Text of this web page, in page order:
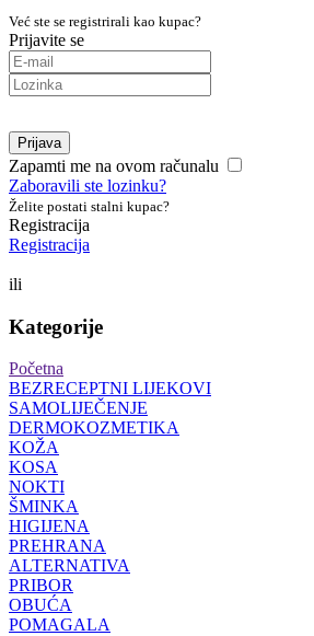
Već ste se registrirali kao kupac?
Prijavite se
Prijava
Zapamti me na ovom računalu
Zaboravili ste lozinku?
Želite postati stalni kupac?
Registracija
Registracija
ili
Kategorije
Početna
BEZRECEPTNI LIJEKOVI
SAMOLIJEČENJE
DERMOKOZMETIKA
KOŽA
KOSA
NOKTI
ŠMINKA
HIGIJENA
PREHRANA
ALTERNATIVA
PRIBOR
OBUĆA
POMAGALA